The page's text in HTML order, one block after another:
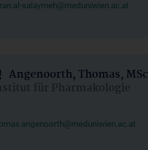
salaymeh@meduniwien.ac.at
Angenoorth, Thomas, MSc
für Pharmakologie